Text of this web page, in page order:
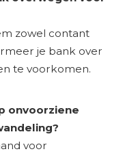
zowel contant
je bank over
te voorkomen.
onvoorziene
voor